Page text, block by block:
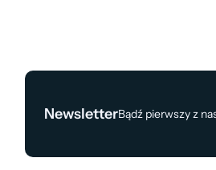
NewsletterBądź pierwszy z